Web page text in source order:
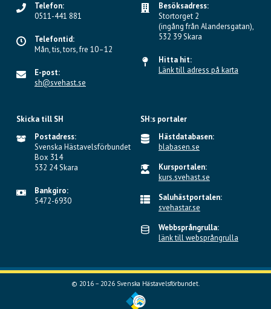
Telefon:
0511-441 881
Telefontid:
Mån, tis, tors, fre 10–12
E-post:
sh@svehast.se
Besöksadress:
Stortorget 2
(ingång från Alandersgatan),
532 39 Skara
Hitta hit:
Länk till adress på karta
Skicka till SH
Postadress:
Svenska Hästavelsförbundet
Box 314
532 24 Skara
Bankgiro:
5472-6930
SH:s portaler
Hästdatabasen:
blabasen.se
Kursportalen:
kurs.svehast.se
Saluhästportalen:
svehastar.se
Webbsprångrulla:
länk till websprångrulla
© 2016 – 2026 Svenska Hästavelsförbundet.